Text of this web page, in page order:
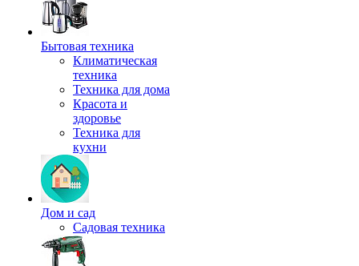
Бытовая техника
Климатическая
техника
Техника для дома
Красота и
здоровье
Техника для
кухни
Дом и сад
Садовая техника